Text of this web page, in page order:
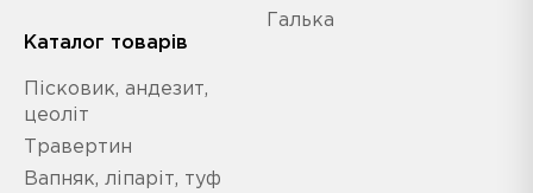
Каталог товарів
Пісковик, андезит,
цеоліт
Травертин
Вапняк, ліпаріт, туф
Галька